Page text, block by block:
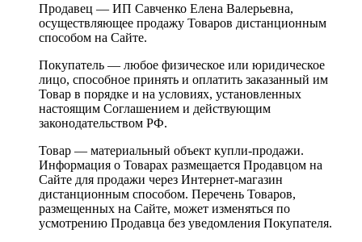
Продавец — ИП Савченко Елена Валерьевна,
осуществляющее продажу Товаров дистанционным
способом на Сайте.
Покупатель — любое физическое или юридическое
лицо, способное принять и оплатить заказанный им
Товар в порядке и на условиях, установленных
настоящим Соглашением и действующим
законодательством РФ.
Товар — материальный объект купли-продажи.
Информация о Товарах размещается Продавцом на
Сайте для продажи через Интернет-магазин
дистанционным способом. Перечень Товаров,
размещенных на Сайте, может изменяться по
усмотрению Продавца без уведомления Покупателя.